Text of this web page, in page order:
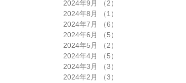
2024年9月
（2）
2024年8月
（1）
2024年7月
（6）
2024年6月
（5）
2024年5月
（2）
2024年4月
（5）
2024年3月
（3）
2024年2月
（3）